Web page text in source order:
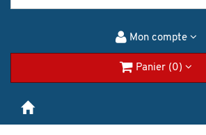
Mon compte
Panier (0)